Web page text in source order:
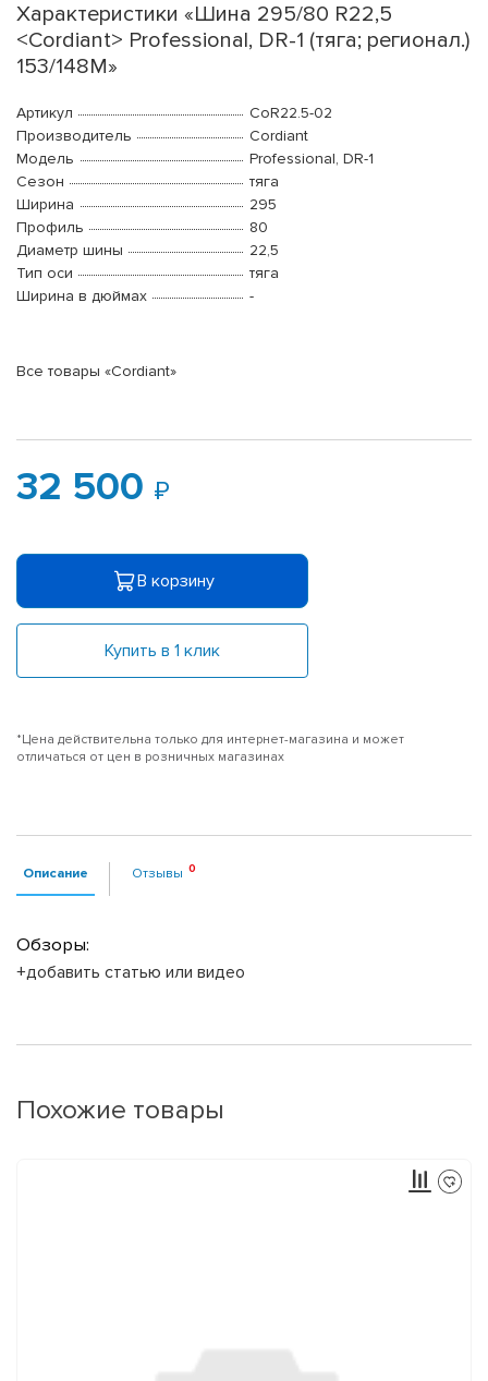
Характеристики «Шина 295/80 R22,5
<Cordiant> Professional, DR-1 (тяга; регионал.)
153/148M»
Артикул
CoR22.5-02
Производитель
Cordiant
Модель
Professional, DR-1
Сезон
тяга
Ширина
295
Профиль
80
Диаметр шины
22,5
Тип оси
тяга
Ширина в дюймах
-
Все товары «Cordiant»
32 500
В корзину
Купить в 1 клик
*Цена действительна только для интернет-магазина и может
отличаться от цен в розничных магазинах
Описание Отзывы
Обзоры:
+добавить статью или видео
Похожие товары